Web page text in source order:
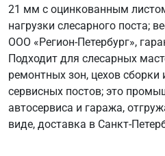
21 мм с оцинкованным
нагрузки слесарного поста;
ООО «Регион-Петербург»,
Подходит для слесарных
ремонтных зон, цехов сборки
сервисных постов; это
автосервиса и гаража,
виде, доставка в Санкт-